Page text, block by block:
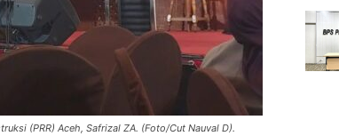
(PRR) Aceh, Safrizal ZA. (Foto/Cut Nauval D).